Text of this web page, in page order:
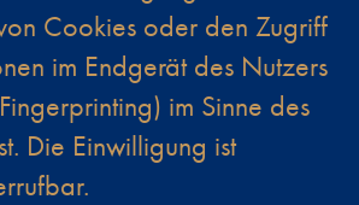
Cookies oder den Zugriff
im Endgerät des Nutzers
im Sinne des
Die Einwilligung ist